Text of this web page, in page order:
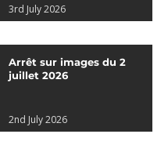
3rd July 2026
Arrêt sur images du 2
juillet 2026
2nd July 2026